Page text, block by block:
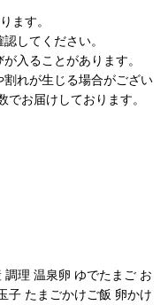
ます。
してください。
入ることがあります。
れが生じる場合がござい
お届けしております。
理 温泉卵 ゆでたまご お
子 たまごかけご飯 卵かけ